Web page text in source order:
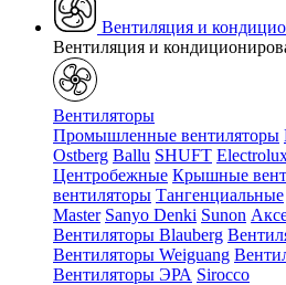
Вентиляция и
Вентиляция и
Вентиляторы
Промышленные вентиляторы
Ostberg Ballu SHUFT
Центробежные Крышные
вентиляторы Тангенциальные
Master Sanyo Denki Sunon
Вентиляторы Blauberg
Вентиляторы Weiguang
Вентиляторы ЭРА Sirocco